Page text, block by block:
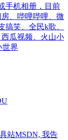
手机相册，目前
、哔哩哔哩、微
笑、全民k歌、
瓜视频、火山小
世界
MSDN, 我告